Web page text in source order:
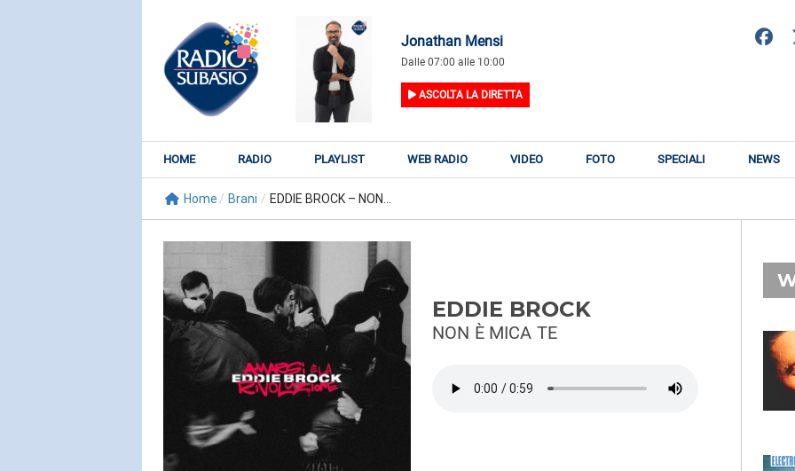
Jonathan Mensi
Dalle 07:00 alle 10:00
ASCOLTA LA DIRETTA
HOME RADIO PLAYLIST WEB RADIO VIDEO FOTO SPECIALI NEWS
Home / Brani / EDDIE BROCK – NON...
EDDIE BROCK
NON È MICA TE
KATY PERRY
Watch It Burn Gigante